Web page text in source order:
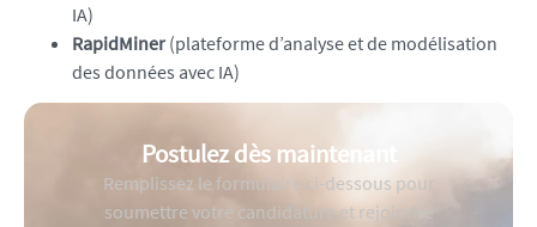
IA)
RapidMiner (plateforme d’analyse et de modélisation
des données avec IA)
Postulez dès maintenant
Remplissez le formulaire ci-dessous pour
soumettre votre candidature et rejoindre